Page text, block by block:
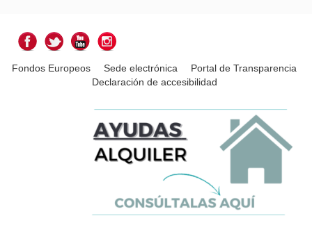
Fondos Europeos Sede electrónica
Portal de Transparencia
Declaración de accesibilidad